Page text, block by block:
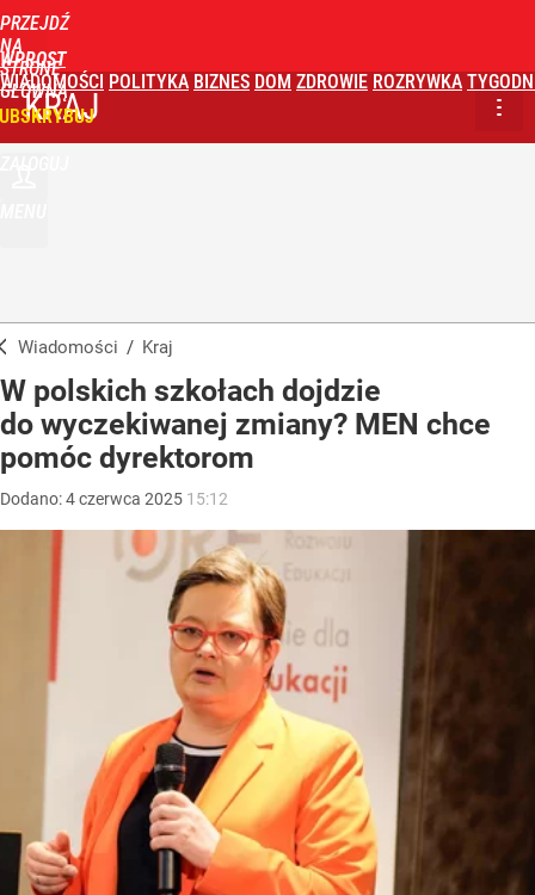
PRZEJDŹ
NA
STRONĘ
GŁÓWNĄ
WPROST
WIADOMOŚCI POLITYKA BIZNES DOM ZDROWIE ROZRYWKA
KRAJ
Wiadomości / Kraj
W polskich szkołach dojdzie
do wyczekiwanej zmiany? MEN chce
pomóc dyrektorom
Dodano:4czerwca 2025 15:12